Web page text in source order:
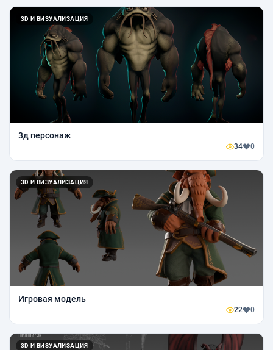
3D И ВИЗУАЛИЗАЦИЯ
3д персонаж
34 0
3D И ВИЗУАЛИЗАЦИЯ
Игровая модель
22 0
3D И ВИЗУАЛИЗАЦИЯ